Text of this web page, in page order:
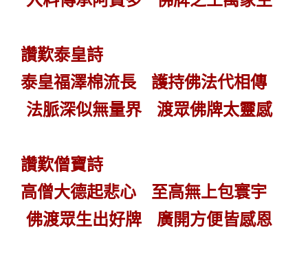
讚歎泰皇詩
泰皇福澤棉流長 護持佛法代相傳
法脈深似無量界 渡眾佛牌太靈感
讚歎僧寶詩
高僧大德起悲心 至高無上包寰宇
佛渡眾生出好牌 廣開方便皆感恩